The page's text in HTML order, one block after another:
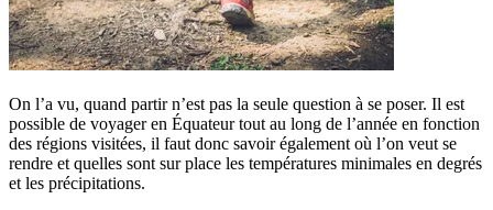
On l’a vu, quand partir n’est pas la seule question à se poser. Il est
possible de voyager en Équateur tout au long de l’année en fonction
des régions visitées, il faut donc savoir également où l’on veut se
rendre et quelles sont sur place les températures minimales en degrés
et les précipitations.